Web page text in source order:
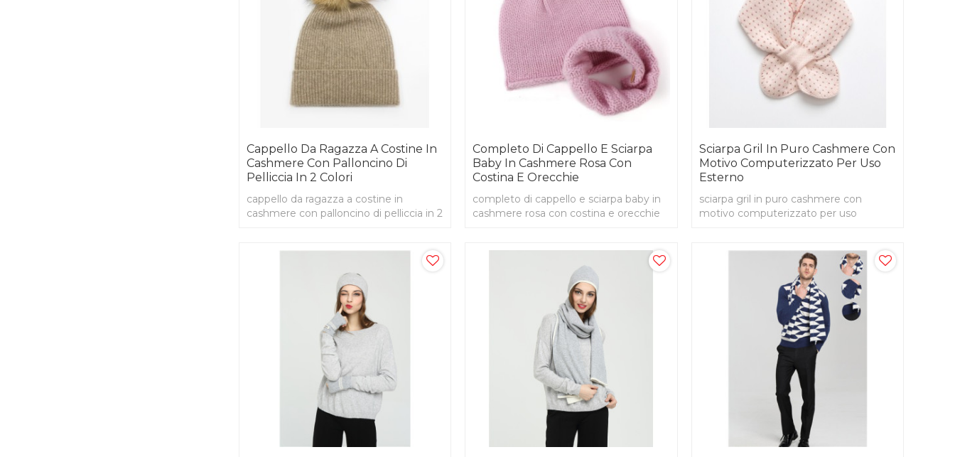
Cappello Da Ragazza A Costine In
Cashmere Con Palloncino Di
Pelliccia In 2 Colori
cappello da ragazza a costine in
cashmere con palloncino di pelliccia in 2
Completo Di Cappello E Sciarpa
Baby In Cashmere Rosa Con
Costina E Orecchie
completo di cappello e sciarpa baby in
cashmere rosa con costina e orecchie
Sciarpa Gril In Puro Cashmere Con
Motivo Computerizzato Per Uso
Esterno
sciarpa gril in puro cashmere con
motivo computerizzato per uso